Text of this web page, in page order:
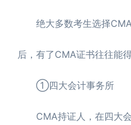
绝大多数考生选择CMA
后，有了CMA证书往往能
①四大会计事务所
CMA持证人，在四大会